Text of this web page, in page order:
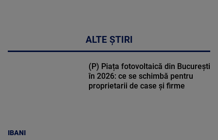
ALTE ȘTIRI
IBANI
(P) Piața fotovoltaică din București
în 2026: ce se schimbă pentru
proprietarii de case și firme